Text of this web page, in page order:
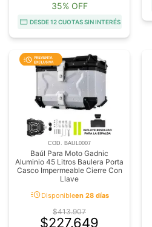
35% OFF
DESDE 12 CUOTAS SIN INTERÉS
COD. BAUL0007
Baúl Para Moto Gadnic
Aluminio 45 Litros Baulera Porta
Casco Impermeable Cierre Con
Llave
acuteDisponibleen 28 días
$413.907
$227.649